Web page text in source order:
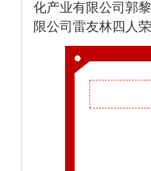
化产业有限公司郭
限公司雷友林四人